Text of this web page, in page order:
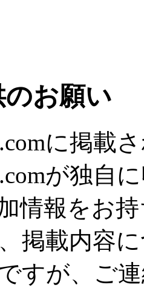
お願い
に掲載
が独自
情報をお
掲載内容
すが、ご